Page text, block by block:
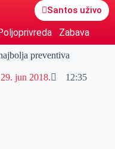
Santos uživo
Zabava
preventiva
29. jun 2018. 12:35